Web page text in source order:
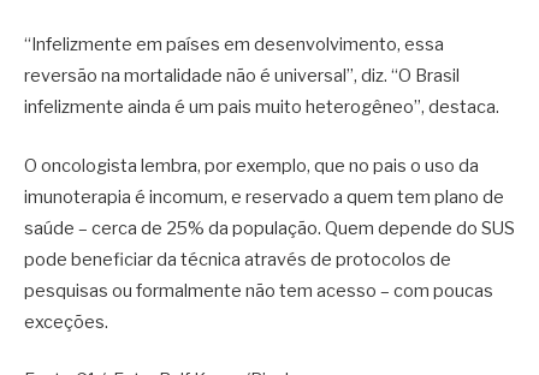
“Infelizmente em países em desenvolvimento, essa
reversão na mortalidade não é universal”, diz. “O Brasil
infelizmente ainda é um pais muito heterogêneo”, destaca.
O oncologista lembra, por exemplo, que no pais o uso da
imunoterapia é incomum, e reservado a quem tem plano de
saúde – cerca de 25% da população. Quem depende do SUS
pode beneficiar da técnica através de protocolos de
pesquisas ou formalmente não tem acesso – com poucas
exceções.